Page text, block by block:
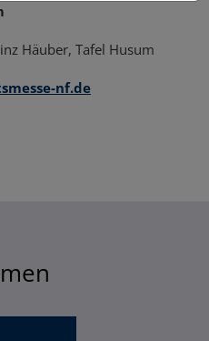
Häuber, Tafel Husum
nf.de